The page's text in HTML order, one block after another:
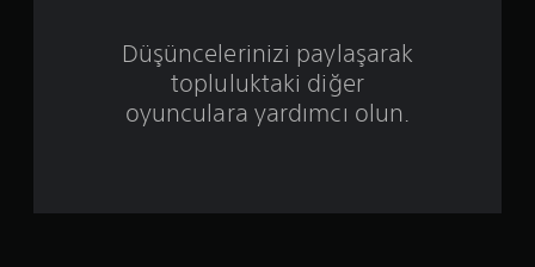
r
Düşüncelerinizi paylaşarak
topluluktaki diğer
oyunculara yardımcı olun.